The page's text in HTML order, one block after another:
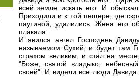
всей земле искать его. И
Приходили и к той пещере, где
паутиной, удалились. Жена его
плакала.
И явился ангел Господень
называемом Сухий, и будет там
страхом великим, и стал на
"Боже, святой владыко,
своей". И видели все люди Давида